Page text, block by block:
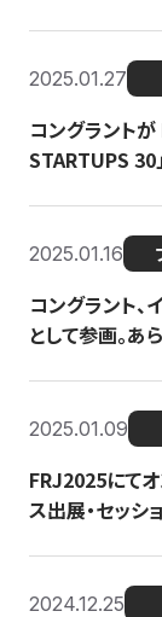
2025.01.27
コングラント
STARTUPS 30
2025.01.16
コングラント
として参画。
2025.01.09
FRJ2025にて
ス出展・セッシ
2024.12.25